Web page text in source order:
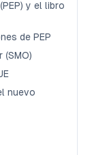
y el libro
de PEP
nuevo